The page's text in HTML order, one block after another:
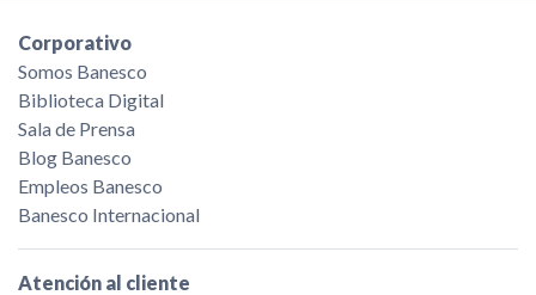
Corporativo
Somos Banesco
Biblioteca Digital
Sala de Prensa
Blog Banesco
Empleos Banesco
Banesco Internacional
Atención al cliente